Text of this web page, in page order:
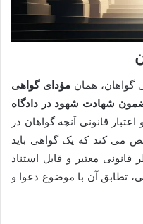
گواهان، همان مؤدای گواهی
شهادت شهود در دادگاه
قانونی آنچه گواهان در
می کند که یک گواهی باید
معتبر و قابل استناد
تطابق آن با موضوع دعوا و